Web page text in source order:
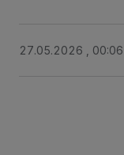
27.05.2026 ,